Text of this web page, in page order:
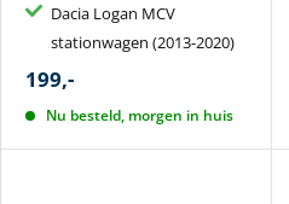
Dacia Logan MCV
stationwagen (2013-2020)
199,-
Nu besteld, morgen in huis